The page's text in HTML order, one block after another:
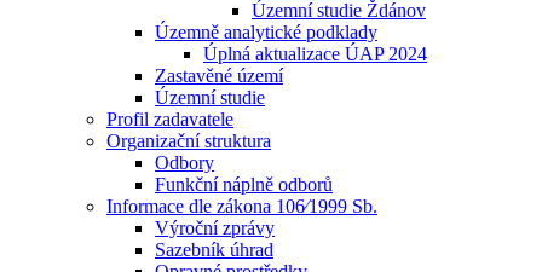
Územní studie Ždánov
Územně analytické podklady
Úplná aktualizace ÚAP 2024
Zastavěné území
Územní studie
Profil zadavatele
Organizační struktura
Odbory
Funkční náplně odborů
Informace dle zákona 106⁄1999 Sb.
Výroční zprávy
Sazebník úhrad